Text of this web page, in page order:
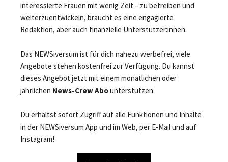
interessierte Frauen mit wenig Zeit – zu betreiben und
weiterzuentwickeln, braucht es eine engagierte
Redaktion, aber auch finanzielle Unterstützer:innen.
Das NEWSiversum ist für dich nahezu werbefrei, viele
Angebote stehen kostenfrei zur Verfügung. Du kannst
dieses Angebot jetzt mit einem monatlichen oder
jährlichen News-Crew Abounterstützen.
Du erhältst sofort Zugriff auf alle Funktionen und Inhalte
in der NEWSiversum App und im Web, per E-Mail und auf
Instagram!